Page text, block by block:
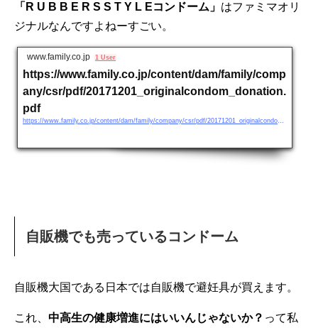
「R U B B E R S S T Y L Eコンドーム」 はファミマオリ
ジナルなんですよねーすごい。
www.family.co.jp 1 User
https://www.family.co.jp/content/dam/family/comp
any/csr/pdf/20171201_originalcondom_donation.
pdf
https://www.family.co.jp/content/dam/family/company/csr/pdf/20171201_originalcondom_donation.pdf
自販機でも売っているコンドーム
自販機大国である日本では自販機で避妊具が買えます。
これ、 中高生の健康増進にはいいんじゃないか？ って私